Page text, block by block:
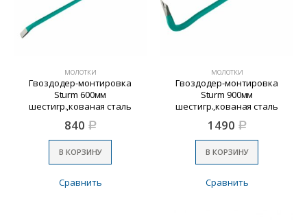
МОЛОТКИ
Гвоздодер-монтировка
Sturm 600мм
шестигр.,кованая сталь
840 Р
В КОРЗИНУ
Сравнить
МОЛОТКИ
Гвоздодер-монтировка
Sturm 900мм
шестигр.,кованая сталь
1490 Р
В КОРЗИНУ
Сравнить